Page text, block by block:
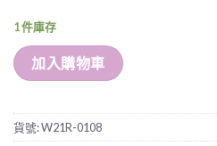
1 件庫存
加入購物車
貨號:W21R-0108